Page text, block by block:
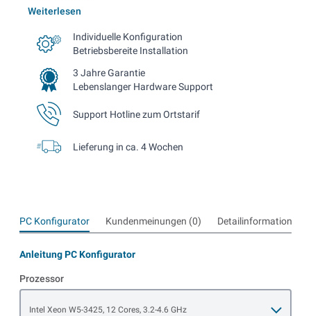
Weiterlesen
Individuelle Konfiguration
Betriebsbereite Installation
3 Jahre Garantie
Lebenslanger Hardware Support
Support Hotline zum Ortstarif
Lieferung in ca. 4 Wochen
PC Konfigurator Kundenmeinungen (0) Detailinformationen
Anleitung PC Konfigurator
Prozessor
Intel Xeon W5-3425, 12 Cores, 3.2-4.6 GHz